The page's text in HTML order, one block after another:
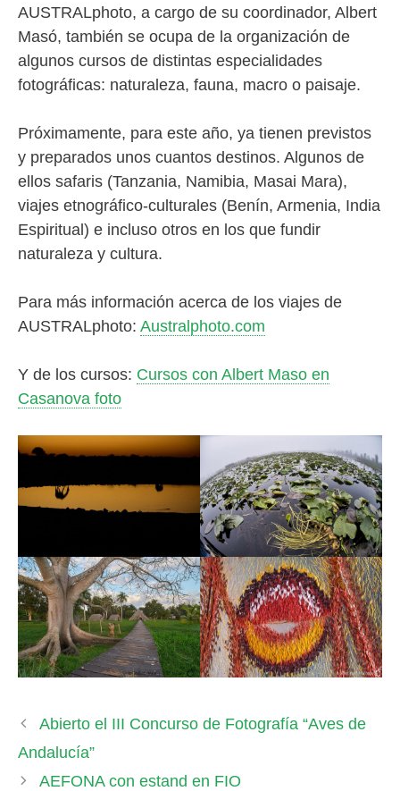
AUSTRALphoto, a cargo de su coordinador, Albert
Masó, también se ocupa de la organización de
algunos cursos de distintas especialidades
fotográficas: naturaleza, fauna, macro o paisaje.
Próximamente, para este año, ya tienen previstos
y preparados unos cuantos destinos. Algunos de
ellos safaris (Tanzania, Namibia, Masai Mara),
viajes etnográfico-culturales (Benín, Armenia, India
Espiritual) e incluso otros en los que fundir
naturaleza y cultura.
Para más información acerca de los viajes de
AUSTRALphoto: Australphoto.com
Y de los cursos: Cursos con Albert Maso en
Casanova foto
Abierto el III Concurso de Fotografía “Aves de
Andalucía”
AEFONA con estand en FIO